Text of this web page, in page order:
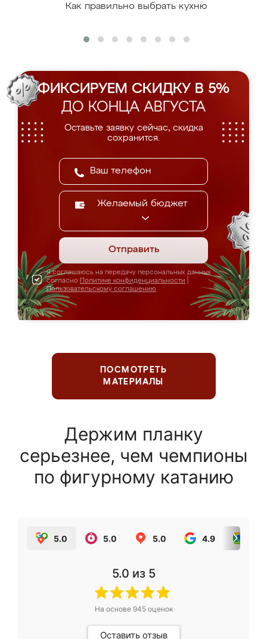
Как правильно выбрать кухню
ФИКСИРУЕМ СКИДКУ В 5%
ДО КОНЦА АВГУСТА
Оставьте заявку сейчас, скидка
сохранится.
Желаемый бюджет
Отправить
Я соглашаюсь на передачу персональных данных
согласно Политике конфиденциальности
Пользовательскому соглашению
ПОСМОТРЕТЬ
МАТЕРИАЛЫ
Держим планку
серьезнее, чем чемпионы
по фигурному катанию
5.0 5.0 5.0 4.9
5.0 из 5
На основе 945оценок
Оставить отзыв